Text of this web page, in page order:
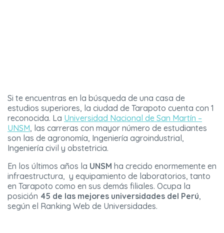
Si te encuentras en la búsqueda de una casa de
estudios superiores, la ciudad de Tarapoto cuenta con 1
reconocida. La Universidad Nacional de San Martín –
UNSM, las carreras con mayor número de estudiantes
son las de agronomía, Ingeniería agroindustrial,
Ingeniería civil y obstetricia.
En los últimos años la UNSM ha crecido enormemente en
infraestructura, y equipamiento de laboratorios, tanto
en Tarapoto como en sus demás filiales. Ocupa la
posición 45 de las mejores universidades del Perú,
según el Ranking Web de Universidades.